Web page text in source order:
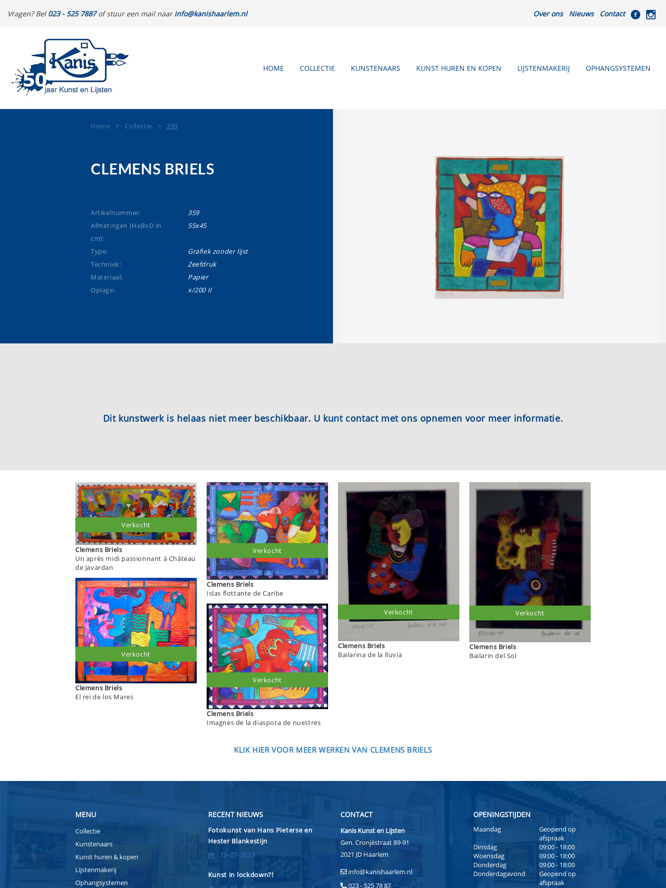
Vragen? Bel 023 - 525 7887of stuur een mail naarinfo@kanishaarlem.nl Over ons Nieuws Contact
HOME COLLECTIE KUNSTENAARS KUNST HUREN EN KOPEN LIJSTENMAKERIJ OPHANGSYSTEMEN
Home > Collectie > 359
CLEMENS BRIELS
Artikelnummer:
359
Afmetingen (HxBxD in
cm):
55x45
Type:
Grafiek zonder lijst
Techniek:
Zeefdruk
Materiaal:
Papier
Oplage:
x/200 II
Dit kunstwerk is helaas niet meer beschikbaar. U kunt contact met ons opnemen voor meer informatie.
Clemens Briels
Un après midi passionnant à Château
de Javardan
Verkocht
Clemens Briels
El rei de los Mares
Verkocht
Clemens Briels
Islas flottante de Caribe
Verkocht
Clemens Briels
Imagnes de la diaspora de nuestres
Verkocht
Clemens Briels
Bailarina de la lluvia
Verkocht
Clemens Briels
Bailarin del Sol
Verkocht
KLIK HIER VOOR MEER WERKEN VAN CLEMENS BRIELS
MENU
Collectie
Kunstenaars
Kunst huren & kopen
Lijstenmakerij
Ophangsystemen
RECENT NIEUWS
Fotokunst van Hans Pieterse en
Hester Blankestijn
15-07-2023
Kunst in lockdown?!
CONTACT
Kanis Kunst en Lijsten
Gen. Cronjéstraat 89-91
2021 JD Haarlem
info@kanishaarlem.nl
023 - 525 78 87
OPENINGSTIJDEN
Maandag
Geopend op
afspraak
Dinsdag
09:00 - 18:00
Woensdag
09:00 - 18:00
Donderdag
09:00 - 18:00
Donderdagavond
Geopend op
afspraak